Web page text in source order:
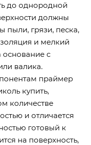
до однородной
должны
пыли, грязи, песка,
и мелкий
основание с
валика.
праймер
купить,
количестве
и отличается
готовый к
на поверхность,